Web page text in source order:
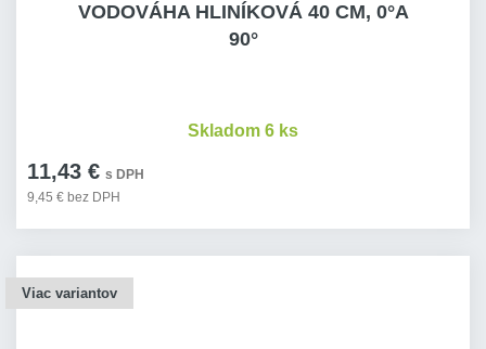
VODOVÁHA HLINÍKOVÁ 40 CM, 0°A
90°
11,43 € s DPH
9,45 € bez DPH
Skladom 6 ks
Viac variantov